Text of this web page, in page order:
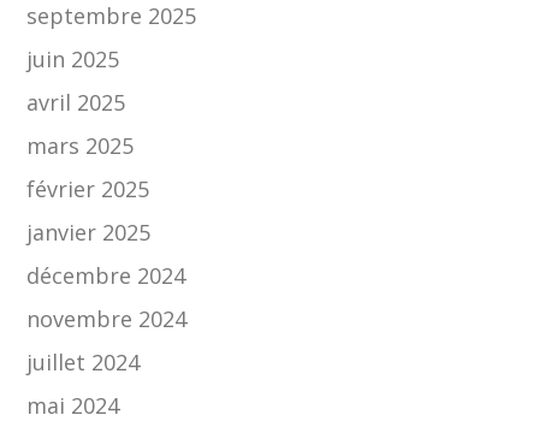
septembre 2025
juin 2025
avril 2025
mars 2025
février 2025
janvier 2025
décembre 2024
novembre 2024
juillet 2024
mai 2024